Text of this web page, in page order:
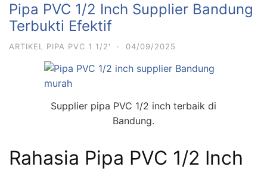
Pipa PVC 1/2 Inch Supplier Bandung
Terbukti Efektif
ARTIKEL PIPA PVC 1 1/2' · 04/09/2025
Supplier pipa PVC 1/2 inch terbaik di
Bandung.
Rahasia Pipa PVC 1/2 Inch